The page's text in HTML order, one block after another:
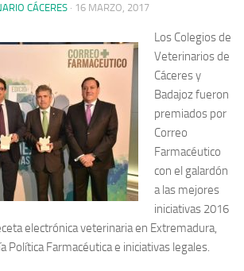
CÁCERES · 16 MARZO, 2017
Los Colegios de
Veterinarios de
Cáceres y
Badajoz fueron
premiados por
Correo
Farmacéutico
con el galardón
a las mejores
iniciativas 2016
electrónica veterinaria en Extremadura,
Política Farmacéutica e iniciativas legales.